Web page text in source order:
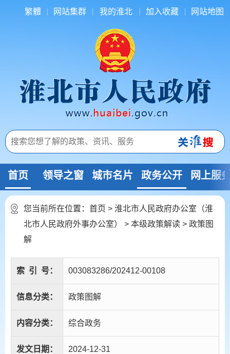
繁體 网站集群 我的淮北 加入收藏 网站地图
首页 领导之窗 城市名片 政务公开 网上服
您当前所在位置： 首页 > 淮北市人民政府办公室（淮
北市人民政府外事办公室）
> 本级政策解读 > 政策图
解
索 引 号： 003083286/202412-00108
信息分类： 政策图解
内容分类： 综合政务
发文日期： 2024-12-31